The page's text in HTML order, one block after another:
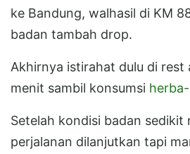
ke Bandung, walhasil di KM
badan tambah drop.
Akhirnya istirahat dulu di rest
menit sambil konsumsi
Setelah kondisi badan sedikit
perjalanan dilanjutkan tapi